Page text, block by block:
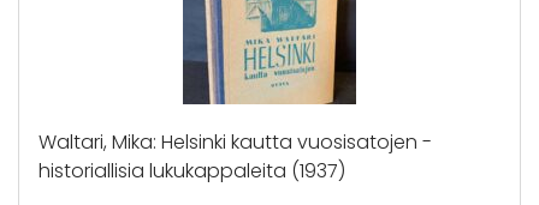
Waltari, Mika: Helsinki kautta vuosisatojen -
historiallisia lukukappaleita (1937)